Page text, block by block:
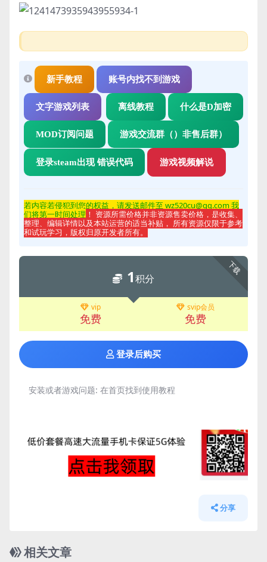
新手教程 账号内找不到游戏
文字游戏列表 离线教程 什么是D加密
MOD订阅问题 游戏交流群（）非售后群）
登录steam出现 错误代码 游戏视频解说
若内容若侵犯到您的权益，请发送邮件至 wz520cu@qq.com 我
们将第一时间处理 ！ 资源所需价格并非资源售卖价格，是收集、
整理、编辑详情以及本站运营的适当补贴， 所有资源仅限于参考
和试玩学习，版权归原开发者所有。
下载
1积分
vip
免费
svip会员
免费
登录后购买
安装或者游戏问题: 在首页找到使用教程
分享
相关文章